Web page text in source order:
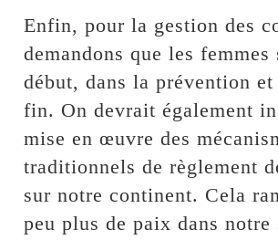
Enfin, pour la gestion des
demandons que les femmes
début, dans la prévention
fin. On devrait également
mise en œuvre des
traditionnels de règlement
sur notre continent. Cela
peu plus de paix dans notre